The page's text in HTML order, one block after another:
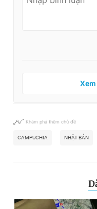
Khám phá thêm chủ đề
CAMPUCHIA NHẬT BẢN